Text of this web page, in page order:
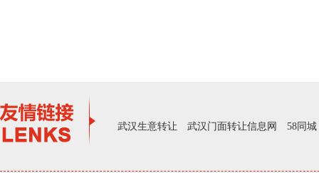
武汉生意转让 武汉门面转让信息网 58同城